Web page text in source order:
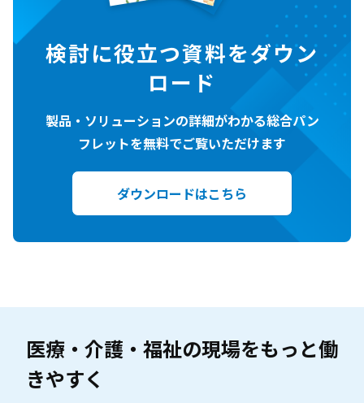
検討に役立つ資料をダウン
ロード
製品・ソリューションの詳細がわかる総合パン
フレットを無料でご覧いただけます
ダウンロードはこちら
医療・介護・福祉の現場をもっと働
きやすく